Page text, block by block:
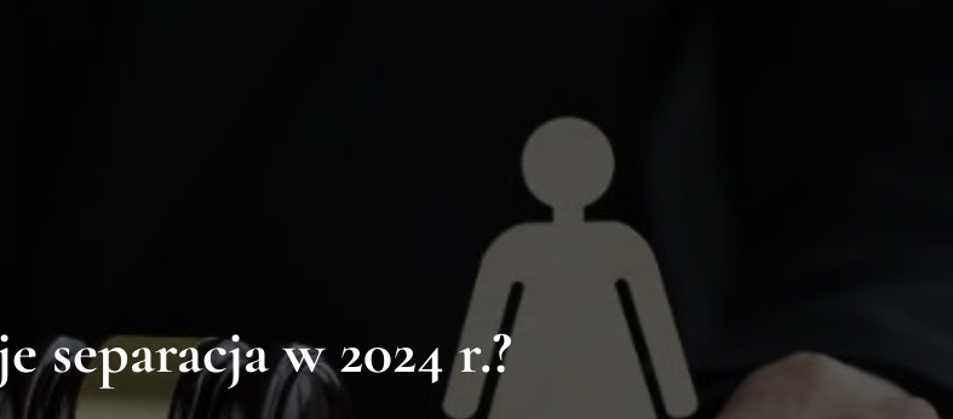
Adres email:
biuro@kancelaria-homines.pl
separacja w 2024 r.?